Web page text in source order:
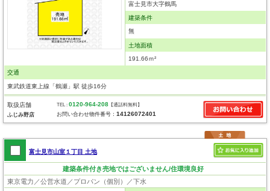
富士見市大字鶴馬
建築条件
無
土地面積
191.66ｍ²
交通
東武鉄道東上線「鶴瀬」駅 徒歩16分
取扱店舗
ふじみ野店
TEL :0120-964-208 【通話料無料】
お問い合わせ物件番号：14126072401
富士見市山室１丁目 土地
建築条件付き売地ではございません/住環境良好
東京電力／公営水道／プロパン（個別）／下水